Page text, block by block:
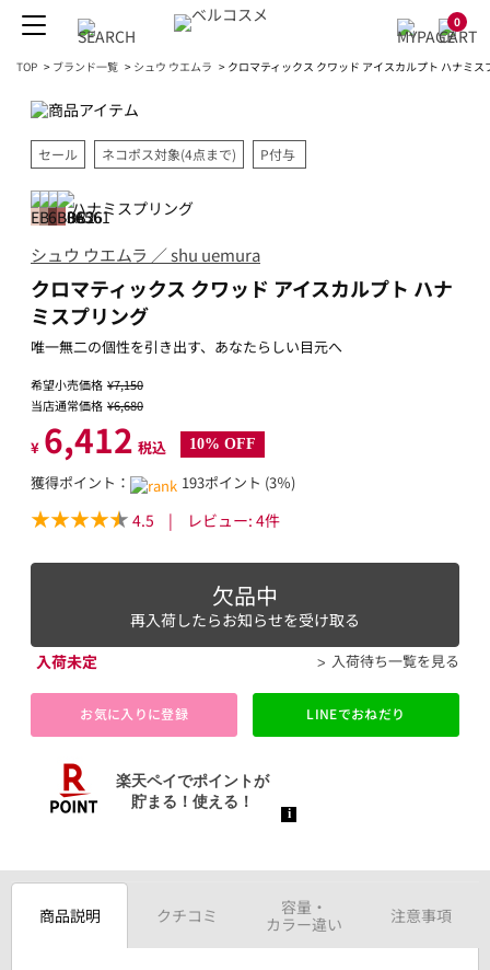
0
TOP > ブランド一覧 > シュウ ウエムラ > クロマティックス クワッド アイスカルプト ハナミス
セール ネコポス対象(4点まで) P付与
ハナミスプリング
シュウ ウエムラ ／ shu uemura
クロマティックス クワッド アイスカルプト ハナ
ミスプリング
唯一無二の個性を引き出す、あなたらしい目元へ
希望小売価格 ¥7,150
当店通常価格 ¥6,680
¥ 6,412 税込 10% OFF
獲得ポイント： 193ポイント (3％)
4.5 | レビュー: 4件
欠品中
再入荷したらお知らせを受け取る
入荷未定
入荷待ち一覧を見る
お気に入りに登録 LINEでおねだり
商品説明 クチコミ
容量・
カラー違い
注意事項